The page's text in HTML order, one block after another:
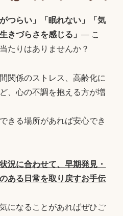
つらい」「眠れない」「気
きづらさを感じる」― こ
たりはありませんか？
関係のストレス、高齢化に
、心の不調を抱える方が増
きる場所があれば安心でき
況に合わせて、早期発見・
ある日常を取り戻すお手伝
になることがあればぜひご